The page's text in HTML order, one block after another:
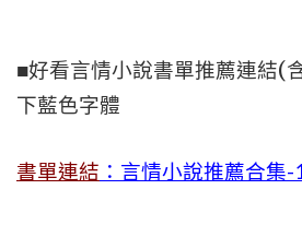
■好看言情小說書單推薦連結(
下藍色字體
書單連結 ：言情小說推薦合集-